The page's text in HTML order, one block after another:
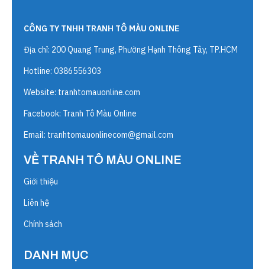
CÔNG TY TNHH TRANH TÔ MÀU ONLINE
Địa chỉ: 200 Quang Trung, Phường Hạnh Thông Tây, TP.HCM
Hotline: 0386556303
Website: tranhtomauonline.com
Facebook: Tranh Tô Màu Online
Email: tranhtomauonlinecom@gmail.com
VỀ TRANH TÔ MÀU ONLINE
Giới thiệu
Liên hệ
Chính sách
DANH MỤC